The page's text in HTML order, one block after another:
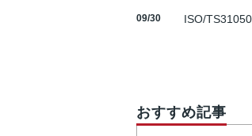
09/30 ISO/
おすすめ記事